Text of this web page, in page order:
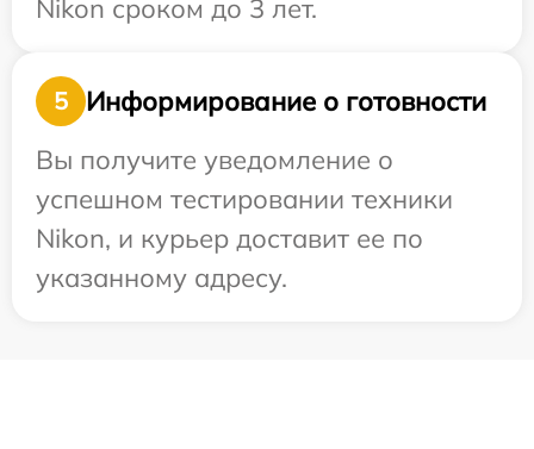
Nikon сроком до 3 лет.
5
Информирование о готовности
Вы получите уведомление о
успешном тестировании техники
Nikon, и курьер доставит ее по
указанному адресу.